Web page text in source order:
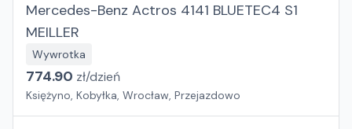
Mercedes-Benz Actros 4141 BLUETEC4 S1
MEILLER
Wywrotka
774.90 zł/dzień
Księżyno, Kobyłka, Wrocław, Przejazdowo